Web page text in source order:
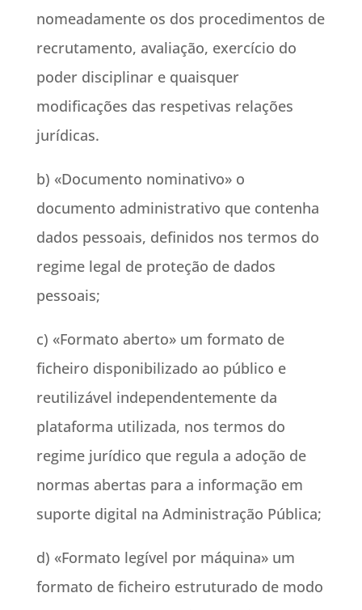
nomeadamente os dos procedimentos de
recrutamento, avaliação, exercício do
poder disciplinar e quaisquer
modificações das respetivas relações
jurídicas.
b) «Documento nominativo» o
documento administrativo que contenha
dados pessoais, definidos nos termos do
regime legal de proteção de dados
pessoais;
c) «Formato aberto» um formato de
ficheiro disponibilizado ao público e
reutilizável independentemente da
plataforma utilizada, nos termos do
regime jurídico que regula a adoção de
normas abertas para a informação em
suporte digital na Administração Pública;
d) «Formato legível por máquina» um
formato de ficheiro estruturado de modo